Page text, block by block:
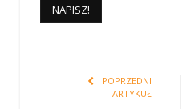
POPRZEDNI
ARTYKUŁ